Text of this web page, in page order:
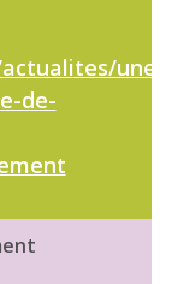
une-
de-